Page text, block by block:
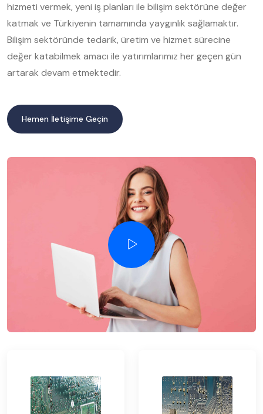
hizmeti vermek, yeni iş planları ile bilişim sektörüne değer
katmak ve Türkiyenin tamamında yaygınlık sağlamaktır.
Bilişim sektöründe tedarik, üretim ve hizmet sürecine
değer katabilmek amacı ile yatırımlarımız her geçen gün
artarak devam etmektedir.
Hemen İletişime Geçin